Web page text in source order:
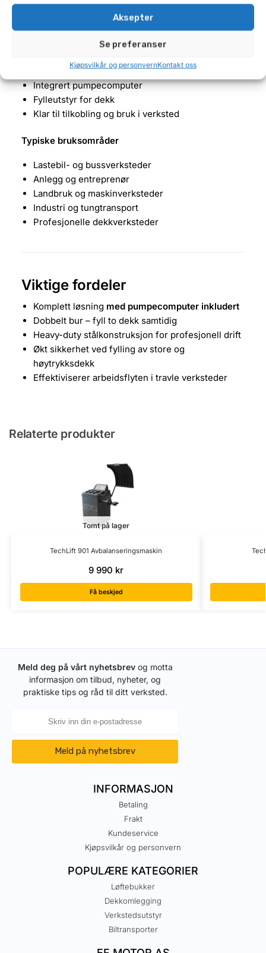
Aksepter
Se preferanser
Kjøpsvilkår og personvernKontakt oss
forskriftsmessig løsningfor dekkfylling, uten
kompromisser på sikkerhet eller kapasitet.
Leveres komplett med
Dobbelt sikkerhetspumpebur
Integrert pumpecomputer
Fylleutstyr for dekk
Klar til tilkobling og bruk i verksted
Typiske bruksområder
Lastebil- og bussverksteder
Anlegg og entreprenør
Landbruk og maskinverksteder
Industri og tungtransport
Profesjonelle dekkverksteder
Viktige fordeler
Komplett løsning med pumpecomputer inkludert
Dobbelt bur – fyll to dekk samtidig
Heavy-duty stålkonstruksjon for profesjonell drift
Økt sikkerhet ved fylling av store og
høytrykksdekk
Effektiviserer arbeidsflyten i travle verksteder
Relaterte produkter
Tomt på lager
TechLift 901 Avbalanseringsmaskin
9 990 kr
Få beskjed
Meld deg på vårt nyhetsbrevog motta
informasjon om tilbud, nyheter, og
praktiske tips og råd til ditt verksted.
Meld på nyhetsbrev
INFORMASJON
Betaling
Frakt
Kundeservice
Kjøpsvilkår og personvern
POPULÆRE KATEGORIER
Løftebukker
Dekkomlegging
Verkstedsutstyr
Biltransporter